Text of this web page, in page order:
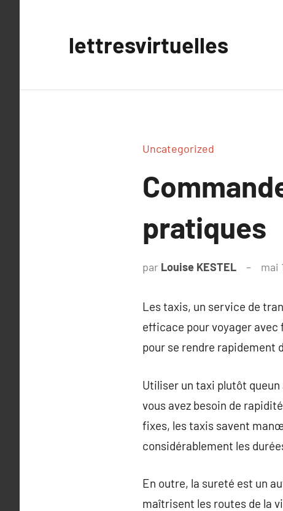
lettresvirtuelles
Uncategorized
pratiques
par Louise KESTEL mai
Les taxis, un service de
efficace pour voyager
pour se rendre rapidement
Utiliser un taxi plutôt
vous avez besoin de
fixes, les taxis savent
considérablement les
En outre, la sureté est un
maîtrisent les routes de la